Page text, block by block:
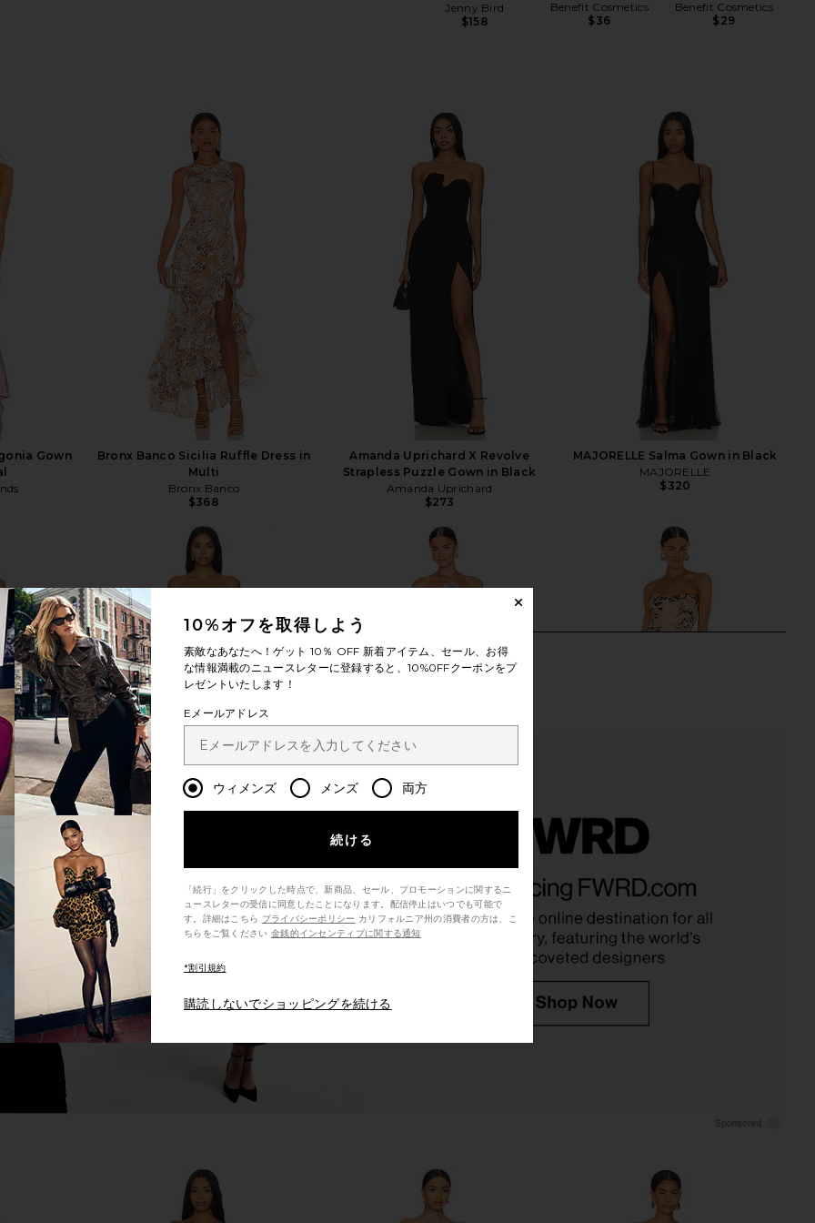
Jenny Bird
$158
Benefit Cosmetics
$36
Benefit Cosmetics
$29
Gown
Bronx Banco Sicilia Ruffle Dress in
Multi
Bronx Banco
$368
Amanda Uprichard X Revolve
Strapless Puzzle Gown in Black
Amanda Uprichard
$273
MAJORELLE Salma Gown in Black
MAJORELLE
$320
Gown
Amanda Uprichard x REVOLVE Ivy
Gown in Black
Amanda Uprichard
$282
Amanda Uprichard x REVOLVE
Carlina Dress in Cotton Candy
Amanda Uprichard
$290
Eden Gown in Juniper Floral
$301
もっと見る
10%オフを取得しよう
素敵なあなたへ！ゲット 10％ OFF 新着アイテム、セール、お得
な情報満載のニュースレターに登録すると、10%0FFクーポンをプ
レゼントいたします！
Eメールアドレス
ウィメンズ メンズ 両方
続ける
「続行」をクリックした時点で、新商品、セール、プロモーションに関するニ
ュースレターの受信に同意したことになります。配信停止はいつでも可能で
す。詳細はこちら プライバシーポリシー
ちらをご覧ください 金銭的インセンティブに関する通知
*割引規約
購読しないでショッピングを続ける